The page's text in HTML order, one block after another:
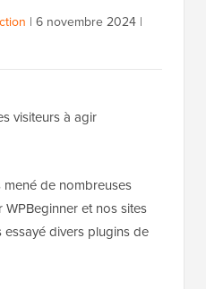
| 6 novembre 2024 |
visiteurs à agir
de nombreuses
et nos sites
divers plugins de